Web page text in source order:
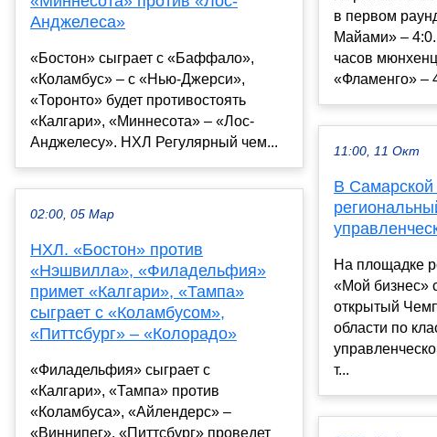
Анджелеса»
«Бостон» сыграет с «Баффало»,
«Коламбус» – с «Нью-Джерси»,
«Торонто» будет противостоять
«Калгари», «Миннесота» – «Лос-
Анджелесу». НХЛ Регулярный чем...
02:00, 05 Мар
НХЛ. «Бостон» против
«Нэшвилла», «Филадельфия»
примет «Калгари», «Тампа»
сыграет с «Коламбусом»,
«Питтсбург» – «Колорадо»
«Филадельфия» сыграет с
«Калгари», «Тампа» против
«Коламбуса», «Айлендерс» –
«Виннипег», «Питтсбург» проведет
в первом
Майами» – 4:0.
часов
«Фламенго» –
11:00, 11 Окт
В Самарской
На площадке
«Мой бизнес»
открытый
области по
т...